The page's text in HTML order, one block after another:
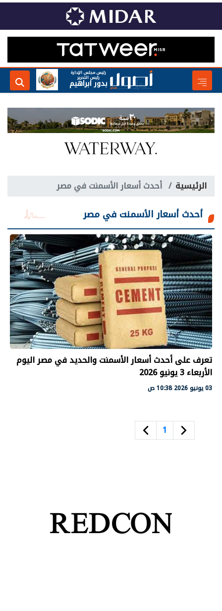
رئيس مجلس الإدارة
رئيس التحرير
بدور ابراهيم
الرئيسية أحدث أسعار الأسمنت في مصر
أحدث أسعار الأسمنت في مصر
تعرف على أحدث أسعار الأسمنت والحديد في مصر اليوم
الأربعاء 3 يونيو 2026
03 يونيو 2026 10:38 ص
1